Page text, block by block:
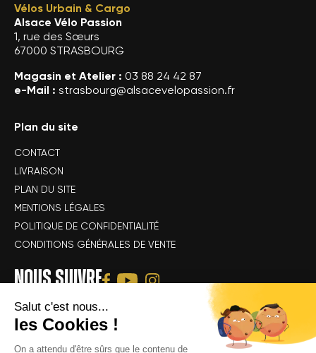
Vélos Urbain & Cargo
Alsace Vélo Passion
1, rue des Sœurs
67000 STRASBOURG
Magasin et Atelier : 03 88 24 42 87
e-Mail : strasbourg@alsacevelopassion.fr
Plan du site
CONTACT
LIVRAISON
PLAN DU SITE
MENTIONS LÉGALES
POLITIQUE DE CONFIDENTIALITÉ
CONDITIONS GÉNÉRALES DE VENTE
NOUS SUIVRE
Salut c'est nous...
les Cookies !
On a attendu d'être sûrs que le contenu de